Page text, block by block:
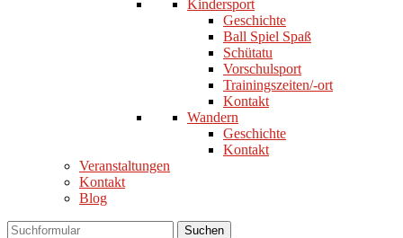
Kindersport
Geschichte
Ball Spiel Spaß
Schütatu
Vorschulsport
Trainingszeiten/-ort
Kontakt
Wandern
Geschichte
Kontakt
Veranstaltungen
Kontakt
Blog
Suchen